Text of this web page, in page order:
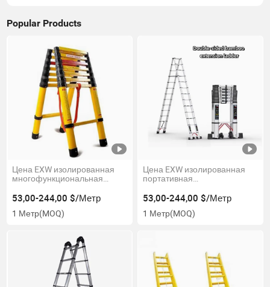
Popular Products
Цена EXW изолированная
многофункциональная
телескопическая лестница
53,00-244,00 $/Метр
1 Метр(MOQ)
Цена EXW изолированная
портативная
телескопическая лестница
из FRP
53,00-244,00 $/Метр
1 Метр(MOQ)